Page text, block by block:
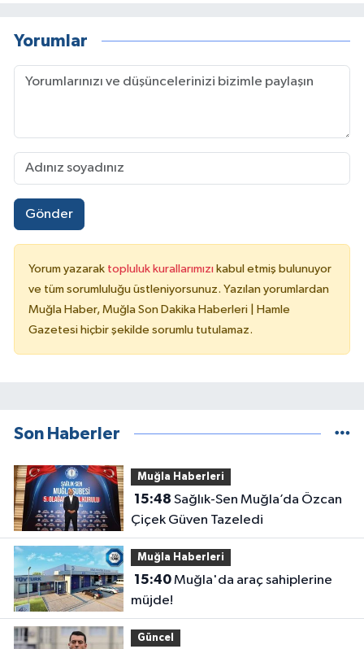
Yorumlar
Gönder
Yorum yazarak topluluk kurallarımızı kabul etmiş bulunuyor
ve tüm sorumluluğu üstleniyorsunuz. Yazılan yorumlardan
Muğla Haber, Muğla Son Dakika Haberleri | Hamle
Gazetesi hiçbir şekilde sorumlu tutulamaz.
Son Haberler
Muğla Haberleri
15:48
Çiçek Güven Tazeledi
Muğla Haberleri
15:40Muğla'da araç sahiplerine
müjde!
Güncel